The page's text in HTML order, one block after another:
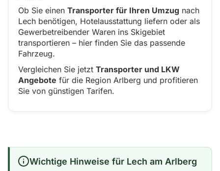
Ob Sie einen Transporter für Ihren Umzug nach
Lech benötigen, Hotelausstattung liefern oder als
Gewerbetreibender Waren ins Skigebiet
transportieren – hier finden Sie das passende
Fahrzeug.
Vergleichen Sie jetzt Transporter und LKW
Angebote für die Region Arlberg und profitieren
Sie von günstigen Tarifen.
Wichtige Hinweise für Lech am Arlberg